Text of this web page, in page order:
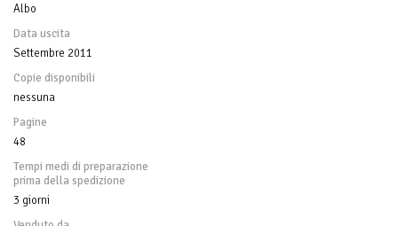
Albo
Data uscita
Settembre 2011
Copie disponibili
nessuna
Pagine
48
Tempi medi di preparazione
prima della spedizione
3 giorni